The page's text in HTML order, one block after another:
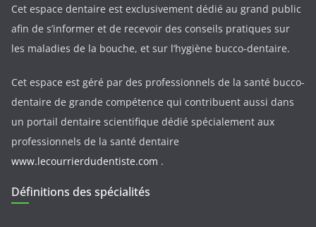
Cet espace dentaire est exclusivement dédié au grand public
afin de s’informer et de recevoir des conseils pratiques sur
les maladies de la bouche, et sur l’hygiène bucco-dentaire.
Cet espace est géré par des professionnels de la santé bucco-
dentaire de grande compétence qui contribuent aussi dans
un portail dentaire scientifique dédié spécialement aux
professionnels de la santé dentaire
www.lecourrierdudentiste.com .
Définitions des spécialités